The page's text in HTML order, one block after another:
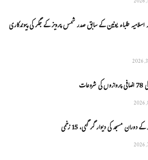
اسلامیہ طلباء یونین کے سابق صدر شمس پرویز کے جگر کی پیوندکاری
دوران مسجد کی دیوار گر گئی، 15 زخمی